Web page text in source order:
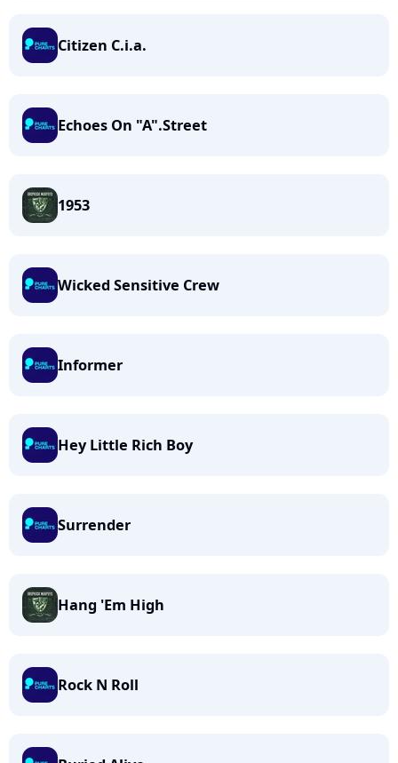
Citizen C.i.a.
Echoes On "A".Street
1953
Wicked Sensitive Crew
Informer
Hey Little Rich Boy
Surrender
Hang 'Em High
Rock N Roll